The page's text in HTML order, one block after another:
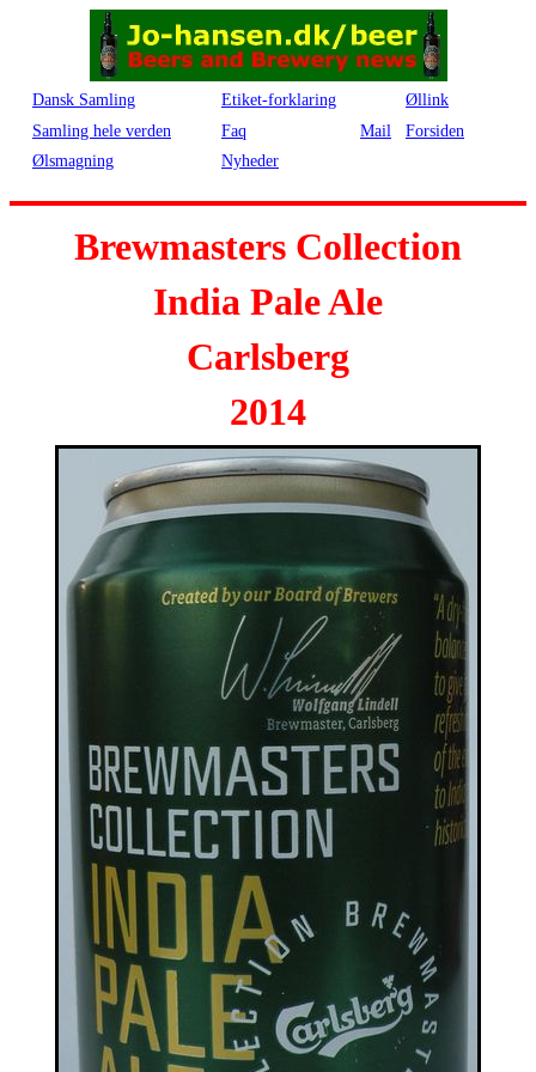
Dansk Samling Etiket-forklaring
Øllink
Samling hele verden
Faq Mail
Forsiden
Ølsmagning
Nyheder
Brewmasters Collection
India Pale Ale
Carlsberg
2014